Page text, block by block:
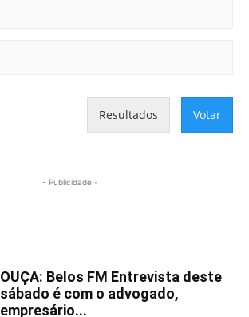
Resultados Votar
- Publicidade -
OUÇA: Belos FM Entrevista deste
sábado é com o advogado,
empresário...